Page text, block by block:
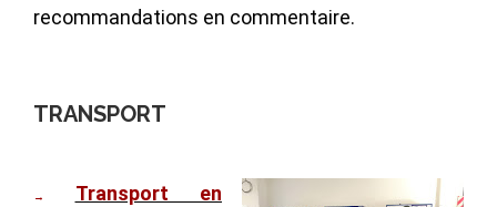
recommandations en commentaire.
TRANSPORT
→
Transport en